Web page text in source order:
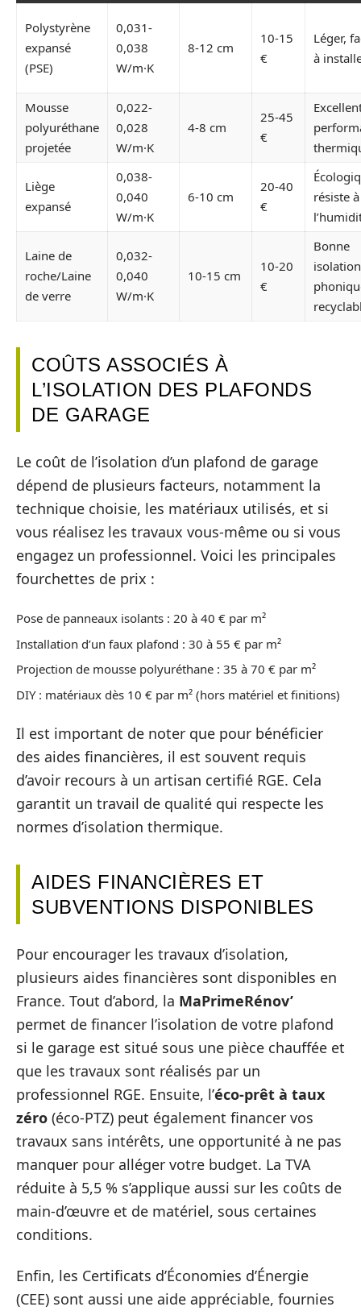
Polystyrène
expansé
(PSE)
0,031-
0,038
W/m·K
8-12 cm
10-15
€
Léger,
à
Mousse
polyuréthane
projetée
0,022-
0,028
W/m·K
4-8 cm
25-45
€
Liège
expansé
0,038-
0,040
W/m·K
6-10 cm
20-40
€
résiste à
Laine de
roche/Laine
de verre
0,032-
0,040
W/m·K
10-15 cm
10-20
€
Bonne
isolation
COÛTS ASSOCIÉS À
L’ISOLATION DES PLAFONDS
DE GARAGE
Le coût de l’isolation d’un plafond de garage
dépend de plusieurs facteurs, notamment la
technique choisie, les matériaux utilisés, et si
vous réalisez les travaux vous-même ou si vous
engagez un professionnel. Voici les principales
fourchettes de prix :
Pose de panneaux isolants : 20 à 40 € par m²
Installation d’un faux plafond : 30 à 55 € par m²
Projection de mousse polyuréthane : 35 à 70 € par m²
DIY : matériaux dès 10 € par m² (hors matériel et finitions)
Il est important de noter que pour bénéficier
des aides financières, il est souvent requis
d’avoir recours à un artisan certifié RGE. Cela
garantit un travail de qualité qui respecte les
normes d’isolation thermique.
AIDES FINANCIÈRES ET
SUBVENTIONS DISPONIBLES
Pour encourager les travaux d’isolation,
plusieurs aides financières sont disponibles en
France. Tout d’abord, la MaPrimeRénov’
permet de financer l’isolation de votre plafond
si le garage est situé sous une pièce chauffée et
que les travaux sont réalisés par un
professionnel RGE. Ensuite, l’éco-prêt à taux
zéro (éco-PTZ) peut également financer vos
travaux sans intérêts, une opportunité à ne pas
manquer pour alléger votre budget. La TVA
réduite à 5,5 % s’applique aussi sur les coûts de
main-d’œuvre et de matériel, sous certaines
conditions.
Enfin, les Certificats d’Économies d’Énergie
(CEE) sont aussi une aide appréciable, fournies